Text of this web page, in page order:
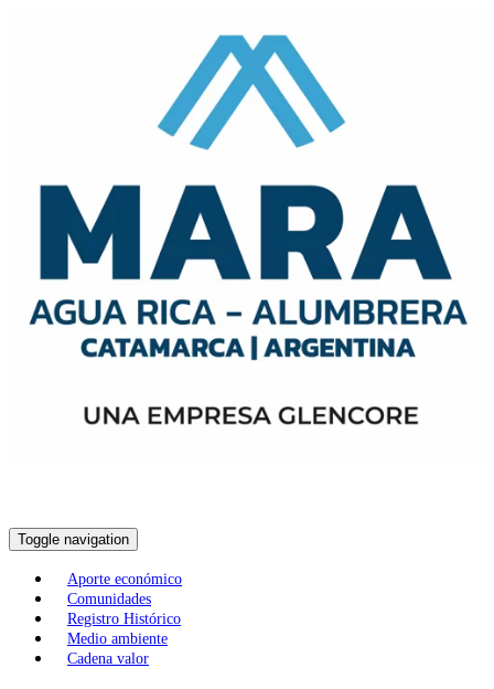
Toggle navigation
Aporte económico
Comunidades
Registro Histórico
Medio ambiente
Cadena valor